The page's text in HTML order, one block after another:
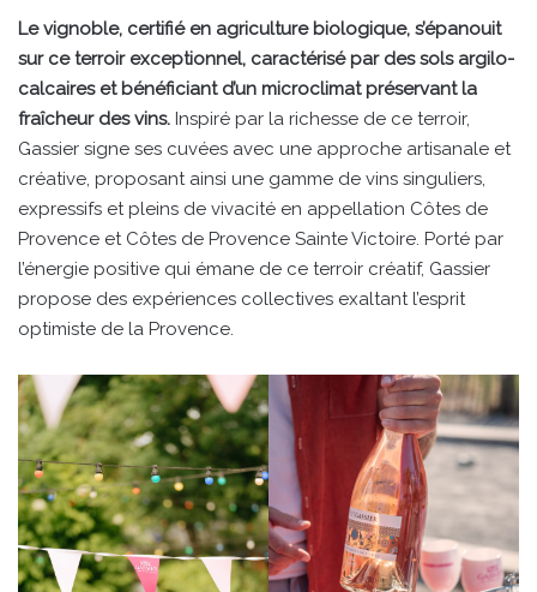
Le vignoble, certifié en agriculture biologique, s’épanouit
sur ce terroir exceptionnel, caractérisé par des sols argilo-
calcaires et bénéficiant d’un microclimat préservant la
fraîcheur des vins. Inspiré par la richesse de ce terroir,
Gassier signe ses cuvées avec une approche artisanale et
créative, proposant ainsi une gamme de vins singuliers,
expressifs et pleins de vivacité en appellation Côtes de
Provence et Côtes de Provence Sainte Victoire. Porté par
l’énergie positive qui émane de ce terroir créatif, Gassier
propose des expériences collectives exaltant l’esprit
optimiste de la Provence.